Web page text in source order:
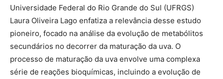
Universidade Federal do Rio Grande do Sul (UFRGS)
Laura Oliveira Lago enfatiza a relevância desse estudo
pioneiro, focado na análise da evolução de metabólitos
secundários no decorrer da maturação da uva. O
processo de maturação da uva envolve uma complexa
série de reações bioquímicas, incluindo a evolução de